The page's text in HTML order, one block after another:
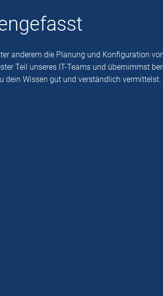
anderem die Planung und Konfiguration
Teil unseres IT-Teams und übernimmst
dein Wissen gut und verständlich vermittelst.